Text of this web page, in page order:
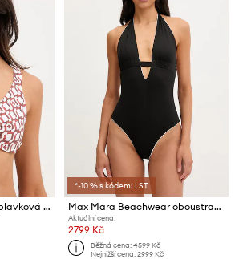
Max Mara Beachwear plavková podprsenka dámská ARA
*-10 % s kódem: LST
Max Mara Beachwear oboustranné jednodílné plavky dámské CHENZIA
Aktuální cena:
2799 Kč
Běžná cena:4599 Kč
Nejnižší cena:2999 Kč